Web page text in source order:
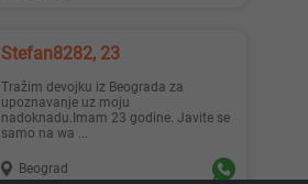
Stefan8282, 23
Tražim devojku iz Beograda za
upoznavanje uz moju
nadoknadu.Imam 23 godine. Javite se
samo na wa ...
Beograd